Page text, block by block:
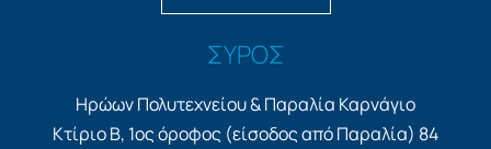
ΣΥΡΟΣ
Ηρώων Πολυτεχνείου & Παραλία Καρνάγιο
Κτίριο Β, 1ος όροφος (είσοδος από Παραλία) 84